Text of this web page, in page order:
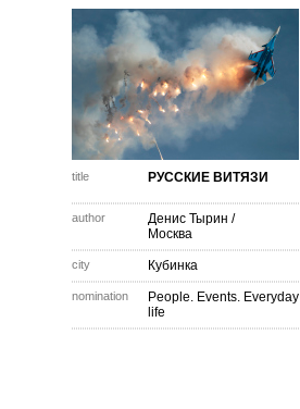
title РУССКИЕ ВИТЯЗИ
author Денис Тырин /
Москва
city Кубинка
nomination
People. Events. Everyday
life